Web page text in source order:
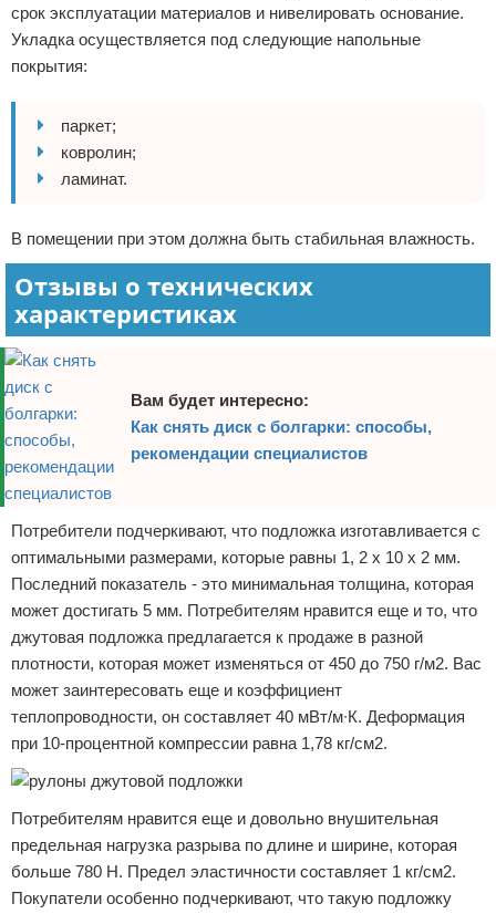
срок эксплуатации материалов и нивелировать основание.
Укладка осуществляется под следующие напольные
покрытия:
паркет;
ковролин;
ламинат.
В помещении при этом должна быть стабильная влажность.
Отзывы о технических
характеристиках
Вам будет интересно:
Как снять диск с болгарки: способы,
рекомендации специалистов
Потребители подчеркивают, что подложка изготавливается с
оптимальными размерами, которые равны 1, 2 x 10 x 2 мм.
Последний показатель - это минимальная толщина, которая
может достигать 5 мм. Потребителям нравится еще и то, что
джутовая подложка предлагается к продаже в разной
плотности, которая может изменяться от 450 до 750 г/м2. Вас
может заинтересовать еще и коэффициент
теплопроводности, он составляет 40 мВт/м∙К. Деформация
при 10-процентной компрессии равна 1,78 кг/см2.
Потребителям нравится еще и довольно внушительная
предельная нагрузка разрыва по длине и ширине, которая
больше 780 Н. Предел эластичности составляет 1 кг/см2.
Покупатели особенно подчеркивают, что такую подложку